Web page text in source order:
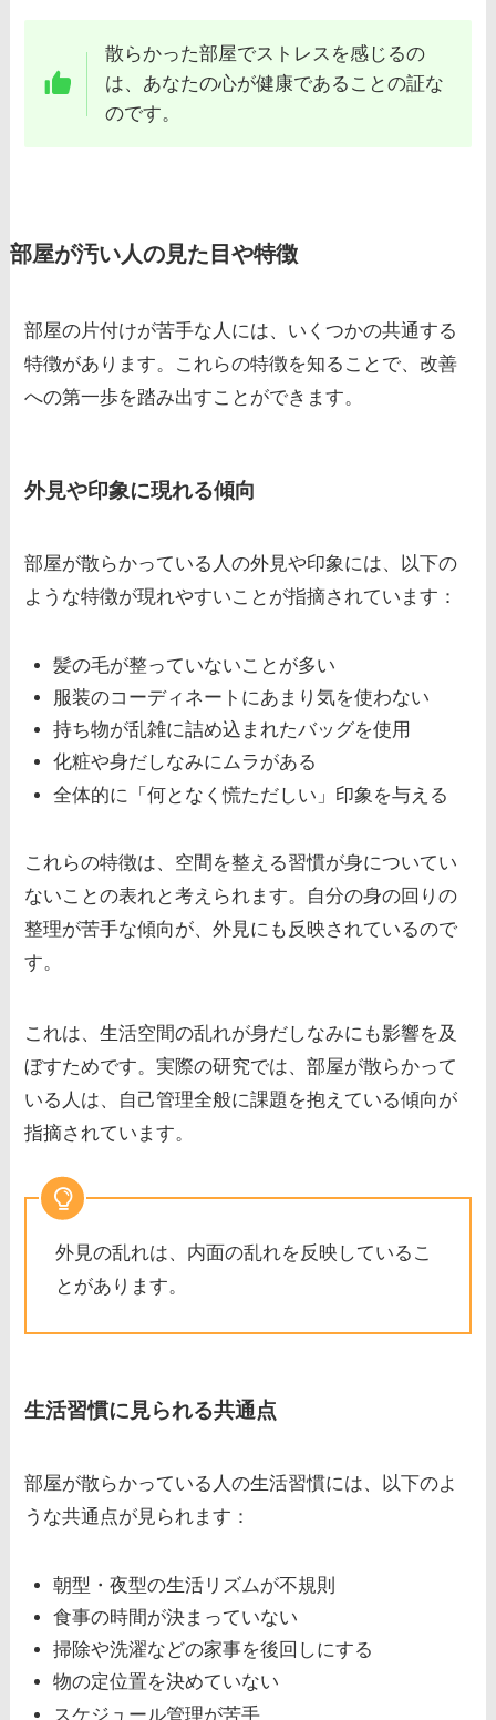
散らかった部屋でストレスを感じるの
は、あなたの心が健康であることの証な
のです。
部屋が汚い人の見た目や特徴
部屋の片付けが苦手な人には、いくつかの共通する
特徴があります。これらの特徴を知ることで、改善
への第一歩を踏み出すことができます。
外見や印象に現れる傾向
部屋が散らかっている人の外見や印象には、以下の
ような特徴が現れやすいことが指摘されています：
髪の毛が整っていないことが多い
服装のコーディネートにあまり気を使わない
持ち物が乱雑に詰め込まれたバッグを使用
化粧や身だしなみにムラがある
全体的に「何となく慌ただしい」印象を与える
これらの特徴は、空間を整える習慣が身についてい
ないことの表れと考えられます。自分の身の回りの
整理が苦手な傾向が、外見にも反映されているので
す。
これは、生活空間の乱れが身だしなみにも影響を及
ぼすためです。実際の研究では、部屋が散らかって
いる人は、自己管理全般に課題を抱えている傾向が
指摘されています。
外見の乱れは、内面の乱れを反映しているこ
とがあります。
生活習慣に見られる共通点
部屋が散らかっている人の生活習慣には、以下のよ
うな共通点が見られます：
朝型・夜型の生活リズムが不規則
食事の時間が決まっていない
掃除や洗濯などの家事を後回しにする
物の定位置を決めていない
スケジュール管理が苦手